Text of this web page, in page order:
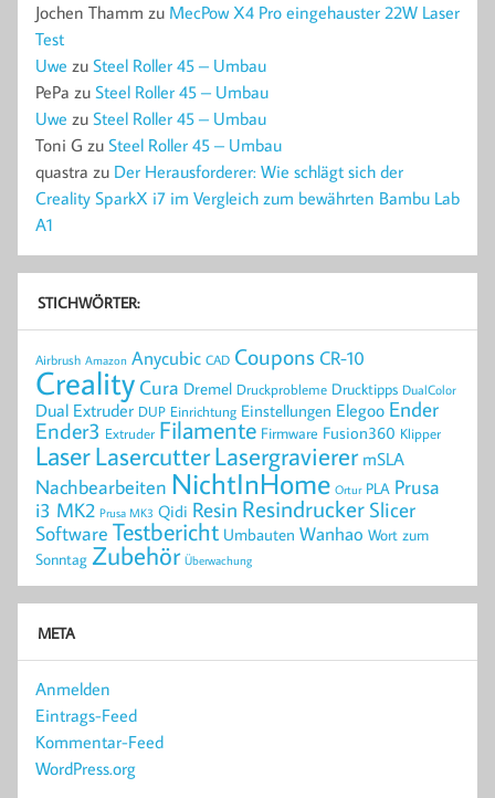
Jochen Thamm zu MecPow X4 Pro eingehauster 22W Laser
Test
Uwe zu Steel Roller 45 – Umbau
PePa zu Steel Roller 45 – Umbau
Uwe zu Steel Roller 45 – Umbau
Toni G zu Steel Roller 45 – Umbau
quastra zu Der Herausforderer: Wie schlägt sich der
Creality SparkX i7 im Vergleich zum bewährten Bambu Lab
A1
STICHWÖRTER:
Airbrush Amazon Anycubic CAD Coupons CR-10
Creality Cura Dremel Druckprobleme Drucktipps DualColor
Dual Extruder DUP Einrichtung Einstellungen Elegoo Ender
Ender3 Extruder Filamente Firmware Fusion360 Klipper
LaserLasercutterLasergravierer mSLA
Nachbearbeiten NichtInHome Ortur PLA Prusa
i3 MK2 Prusa MK3 Qidi Resin Resindrucker Slicer
Software Testbericht Umbauten Wanhao Wort zum
Sonntag Zubehör Überwachung
META
Anmelden
Eintrags-Feed
Kommentar-Feed
WordPress.org